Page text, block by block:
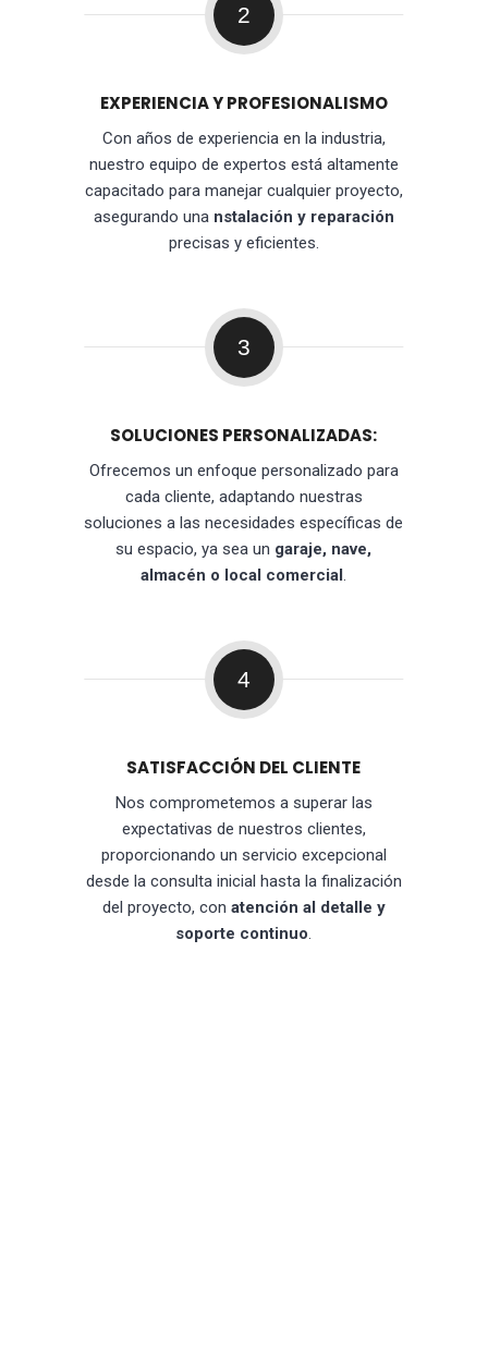
2
EXPERIENCIA Y PROFESIONALISMO
Con años de experiencia en la industria,
nuestro equipo de expertos está altamente
capacitado para manejar cualquier proyecto,
asegurando una nstalación y reparación
precisas y eficientes.
3
SOLUCIONES PERSONALIZADAS:
Ofrecemos un enfoque personalizado para
cada cliente, adaptando nuestras
soluciones a las necesidades específicas de
su espacio, ya sea un garaje, nave,
almacén o local comercial.
4
SATISFACCIÓN DEL CLIENTE
Nos comprometemos a superar las
expectativas de nuestros clientes,
proporcionando un servicio excepcional
desde la consulta inicial hasta la finalización
del proyecto, con atención al detalle y
soporte continuo.